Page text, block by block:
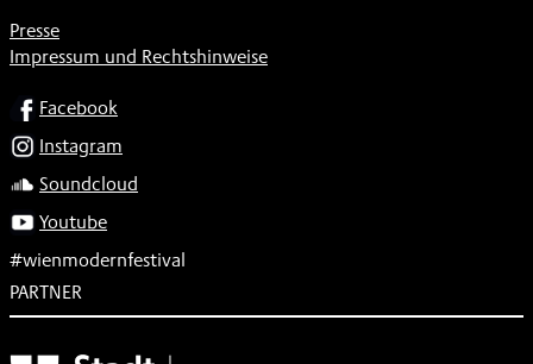
Presse
Impressum und Rechtshinweise
SOCIALFacebook
Instagram
Soundcloud
Youtube
#wienmodernfestival
PARTNER
Subventionsgeber